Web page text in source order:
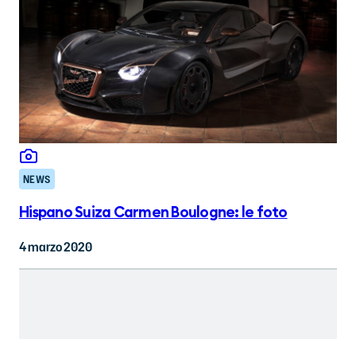
NEWS
Hispano Suiza Carmen Boulogne: le foto
4 marzo 2020